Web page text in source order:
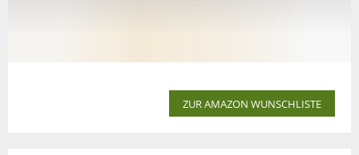
ZUR AMAZON WUNSCHLISTE